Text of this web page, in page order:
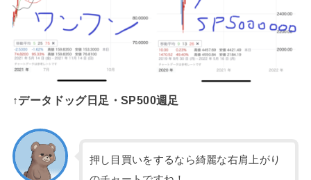
↑データドッグ日足・SP500週足
押し目買いをするなら綺麗な右肩上がり